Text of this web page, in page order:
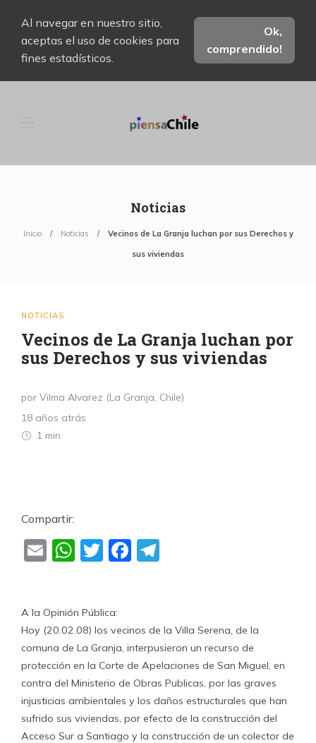
Al navegar en nuestro sitio,
aceptas el uso de cookies para
fines estadísticos.
Ok,
comprendido!
Noticias
Inicio Noticias Vecinos de La Granja luchan por sus Derechos y
sus viviendas
NOTICIAS
Vecinos de La Granja luchan por
sus Derechos y sus viviendas
por Vilma Alvarez (La Granja, Chile)
18 años atrás
1 min
Compartir:
EmailWhatsApp
TwitterFacebook
A la Opinión Pública:
Hoy (20.02.08) los vecinos de la Villa Serena, de la
comuna de La Granja, interpusieron un recurso de
protección en la Corte de Apelaciones de San Miguel, en
contra del Ministerio de Obras Publicas, por las graves
injusticias ambientales y los daños estructurales que han
sufrido sus viviendas, por efecto de la construcción del
Acceso Sur a Santiago y la construcción de un colector de